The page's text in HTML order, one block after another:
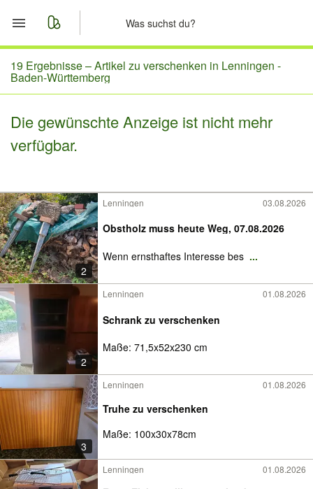
Start
Merkliste
Nachrichten
19 Ergebnisse –Artikel zu verschenken in Lenningen -
Baden-Württemberg
Die gewünschte Anzeige ist nicht mehr
verfügbar.
2
Lenningen 03.08.2026
Obstholz muss heute Weg, 07.08.2026
Wenn ernsthaftes Interesse bes ...
2
Lenningen 01.08.2026
Schrank zu verschenken
Maße: 71,5x52x230 cm
3
Lenningen 01.08.2026
Truhe zu verschenken
Maße: 100x30x78cm
Lenningen 01.08.2026